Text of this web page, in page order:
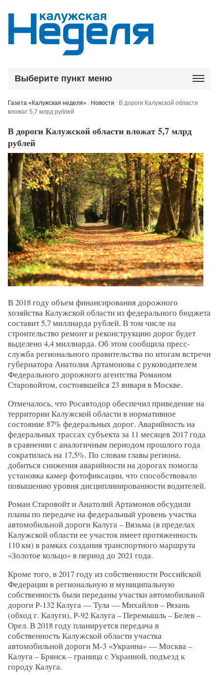
Выберите пункт меню
Газета «Калужская неделя» / Новости / В дороги Калужской области
вложат 5,7 млрд рублей
В дороги Калужской области вложат 5,7 млрд
рублей
В 2018 году объем финансирования дорожного
хозяйства Калужской области из федерального бюджета
составит 5,7 миллиарда рублей. В том числе на
строительство ремонт и реконструкцию дорог будет
выделено 4,4 миллиарда. Об этом сообщила пресс-
служба регионального правительства по итогам встречи
губернатора Анатолия Артамонова с руководителем
Федерального дорожного агентства Романом
Старовойтом, состоявшейся 23 января в Москве.
Отмечалось, что Росавтодор обеспечил приведение на
территории Калужской области в нормативное
состояние 87% федеральных дорог. Аварийность на
федеральных трассах субъекта за 11 месяцев 2017 года
в сравнении с аналогичным периодом прошлого года
сократилась на 17,5%. По словам главы региона,
добиться снижения аварийности на дорогах помогла
установка камер фотофиксации, что способствовало
повышению уровня дисциплинированности водителей.
Роман Старовойт и Анатолий Артамонов обсудили
планы по передаче на федеральный уровень участка
автомобильной дороги Калуга – Вязьма (в пределах
Калужской области ее участок имеет протяженность
110 км) в рамках создания транспортного маршрута
«Золотое кольцо» в период до 2021 года.
Кроме того, в 2017 году из собственности Российской
Федерации в региональную и муниципальную
собственность были переданы участки автомобильной
дороги Р-132 Калуга — Тула — Михайлов – Рязань
(обход г. Калуги), Р-92 Калуга – Перемышль – Белев –
Орел. В 2018 году планируется передача в
собственность Калужской области участка
автомобильной дороги М-3 «Украина» — Москва –
Калуга – Брянск – граница с Украиной, подъезд к
городу Калуга.